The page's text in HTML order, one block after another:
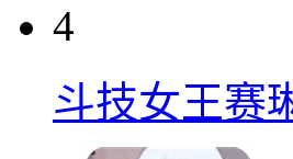
4
斗技女王赛